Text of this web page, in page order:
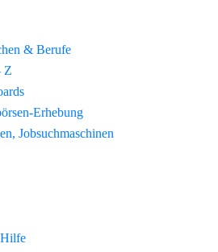
& Berufe
Z
Erhebung
Jobsuchmaschinen